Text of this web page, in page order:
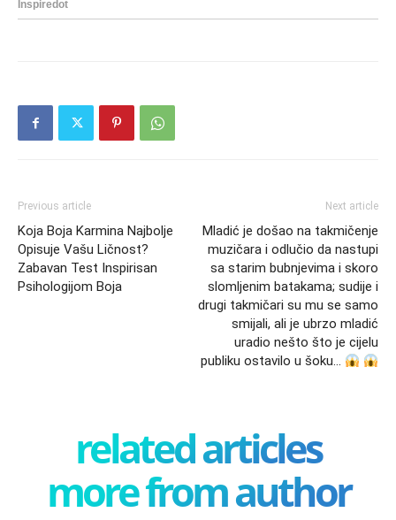
Previous article
Koja Boja Karmina Najbolje
Opisuje Vašu Ličnost?
Zabavan Test Inspirisan
Psihologijom Boja
Next article
Mladić je došao na takmičenje
muzičara i odlučio da nastupi
sa starim bubnjevima i skoro
slomljenim batakama; sudije i
drugi takmičari su mu se samo
smijali, ali je ubrzo mladić
uradio nešto što je cijelu
publiku ostavilo u šoku…
related articles
more from author